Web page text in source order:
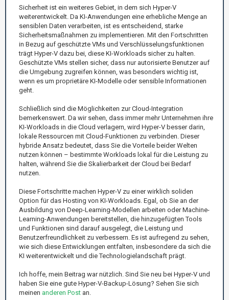
Sicherheit ist ein weiteres Gebiet, in dem sich Hyper-V
weiterentwickelt. Da KI-Anwendungen eine erhebliche Menge an
sensiblen Daten verarbeiten, ist es entscheidend, starke
Sicherheitsmaßnahmen zu implementieren. Mit den Fortschritten
in Bezug auf geschützte VMs und Verschlüsselungsfunktionen
trägt Hyper-V dazu bei, diese KI-Workloads sicher zu halten.
Geschützte VMs stellen sicher, dass nur autorisierte Benutzer auf
die Umgebung zugreifen können, was besonders wichtig ist,
wenn es um proprietäre KI-Modelle oder sensible Informationen
geht.
Schließlich sind die Möglichkeiten zur Cloud-Integration
bemerkenswert. Da wir sehen, dass immer mehr Unternehmen ihre
KI-Workloads in die Cloud verlagern, wird Hyper-V besser darin,
lokale Ressourcen mit Cloud-Funktionen zu verbinden. Dieser
hybride Ansatz bedeutet, dass Sie die Vorteile beider Welten
nutzen können – bestimmte Workloads lokal für die Leistung zu
halten, während Sie die Skalierbarkeit der Cloud bei Bedarf
nutzen.
Diese Fortschritte machen Hyper-V zu einer wirklich soliden
Option für das Hosting von KI-Workloads. Egal, ob Sie an der
Ausbildung von Deep-Learning-Modellen arbeiten oder Machine-
Learning-Anwendungen bereitstellen, die hinzugefügten Tools
und Funktionen sind darauf ausgelegt, die Leistung und
Benutzerfreundlichkeit zu verbessern. Es ist aufregend zu sehen,
wie sich diese Entwicklungen entfalten, insbesondere da sich die
KI weiterentwickelt und die Technologielandschaft prägt.
Ich hoffe, mein Beitrag war nützlich. Sind Sie neu bei Hyper-V und
haben Sie eine gute Hyper-V-Backup-Lösung? Sehen Sie sich
meinen anderen Post an.